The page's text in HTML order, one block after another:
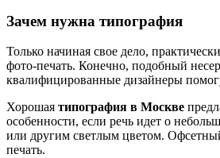
Зачем нужна типография
Только начиная свое дело,
фото-печать. Конечно, подобный
квалифицированные дизайнеры
Хорошая типография в Москве
особенности, если речь идет о
или другим светлым цветом.
печать.